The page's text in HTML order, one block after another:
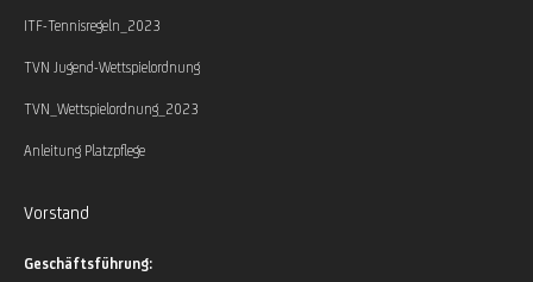
ITF-Tennisregeln_2023
TVN Jugend-Wettspielordnung
TVN_Wettspielordnung_2023
Anleitung Platzpflege
Vorstand
Geschäftsführung: